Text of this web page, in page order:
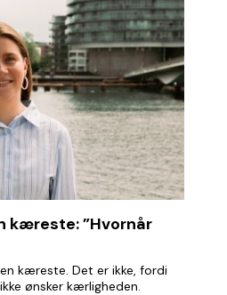
kæreste: ”Hvornår
kæreste. Det er ikke, fordi
ønsker kærligheden.